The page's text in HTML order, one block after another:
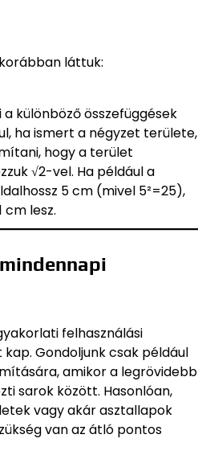
láttuk:
különböző összefüggések
ha ismert a négyzet területe,
hogy a terület
√2-vel. Ha például a
5 cm (mivel 5²=25),
cm lesz.
felhasználási
Gondoljunk csak például
amikor a legrövidebb
sarok között. Hasonlóan,
vagy akár asztallapok
van az átló pontos